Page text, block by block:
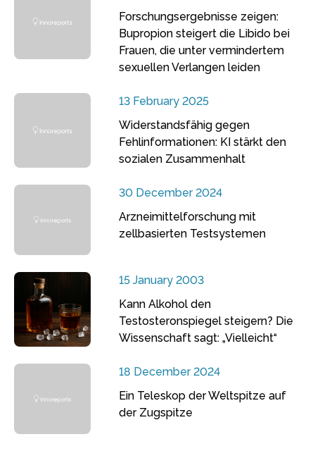
Forschungsergebnisse zeigen:
Bupropion steigert die Libido bei
Frauen, die unter vermindertem
sexuellen Verlangen leiden
13 February 2025
Widerstandsfähig gegen
Fehlinformationen: KI stärkt den
sozialen Zusammenhalt
30 December 2024
Arzneimittelforschung mit
zellbasierten Testsystemen
15 January 2003
Kann Alkohol den
Testosteronspiegel steigern? Die
Wissenschaft sagt: „Vielleicht“
18 December 2024
Ein Teleskop der Weltspitze auf
der Zugspitze